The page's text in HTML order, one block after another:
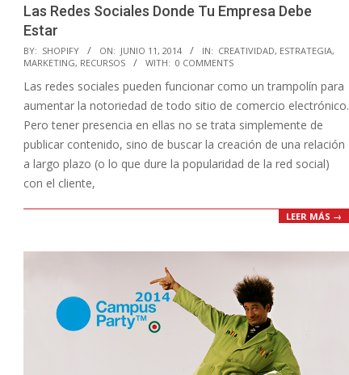
Las Redes Sociales Donde Tu Empresa Debe
Estar
2014-
06-
11
BY: SHOPIFY ON: JUNIO 11, 2014 IN: CREATIVIDAD, ESTRATEGIA,
MARKETING, RECURSOS WITH: 0 COMMENTS
Las redes sociales pueden funcionar como un trampolín para
aumentar la notoriedad de todo sitio de comercio electrónico.
Pero tener presencia en ellas no se trata simplemente de
publicar contenido, sino de buscar la creación de una relación
a largo plazo (o lo que dure la popularidad de la red social)
con el cliente,
LEER MÁS →